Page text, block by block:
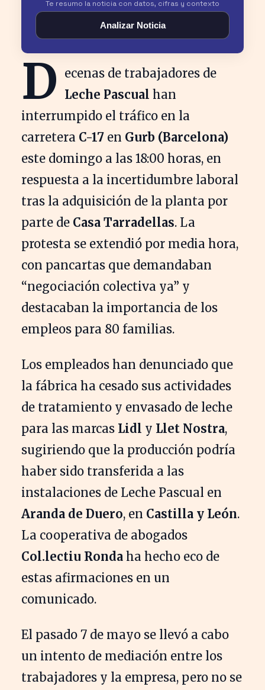
Te resumo la noticia con datos, cifras y contexto
Analizar Noticia
D ecenas de trabajadores de
Leche Pascual han
interrumpido el tráfico en la
carretera C-17 en Gurb (Barcelona)
este domingo a las 18:00 horas, en
respuesta a la incertidumbre laboral
tras la adquisición de la planta por
parte de Casa Tarradellas. La
protesta se extendió por media hora,
con pancartas que demandaban
“negociación colectiva ya” y
destacaban la importancia de los
empleos para 80 familias.
Los empleados han denunciado que
la fábrica ha cesado sus actividades
de tratamiento y envasado de leche
para las marcas Lidl y Llet Nostra,
sugiriendo que la producción podría
haber sido transferida a las
instalaciones de Leche Pascual en
Aranda de Duero, en Castilla y León.
La cooperativa de abogados
Col.lectiu Ronda ha hecho eco de
estas afirmaciones en un
comunicado.
El pasado 7 de mayo se llevó a cabo
un intento de mediación entre los
trabajadores y la empresa, pero no se